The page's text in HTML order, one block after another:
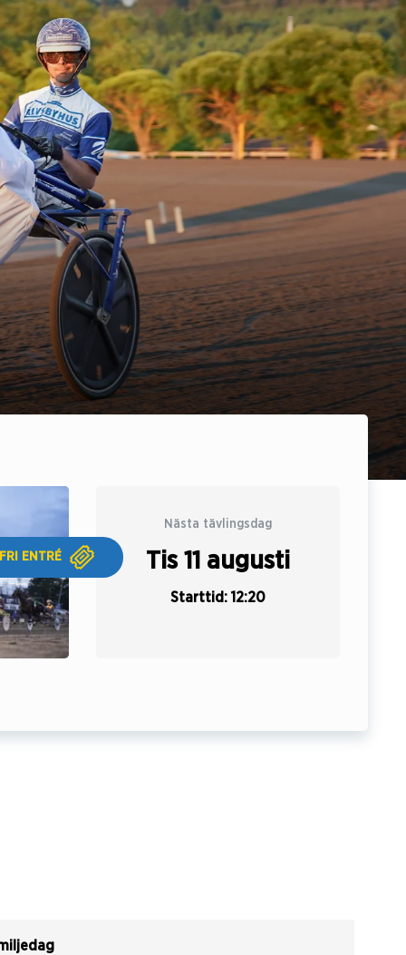
ENTRÉ
Nästa tävlingsdag
Tis 11 augusti
Starttid: 12:20